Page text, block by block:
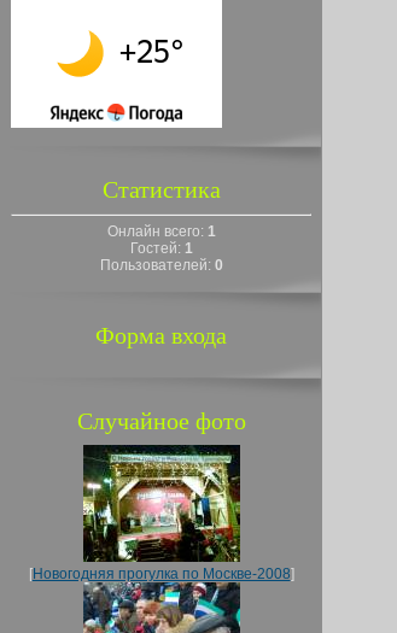
Статистика
Онлайн всего: 1
Гостей: 1
Пользователей: 0
Форма входа
Случайное фото
[Новогодняя прогулка по Москве-2008]